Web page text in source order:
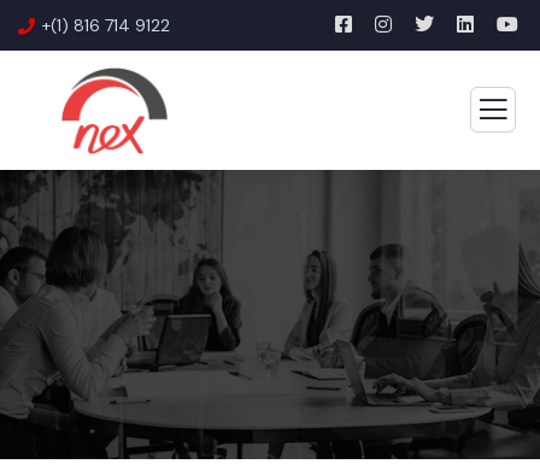
+(1) 816 714 9122